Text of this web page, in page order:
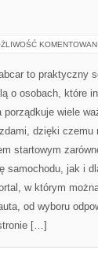
to praktyczny
o osobach, które
porządkuje wiele
dzięki czemu
startowym
samochodu, jak i
w którym
od wyboru
[…]